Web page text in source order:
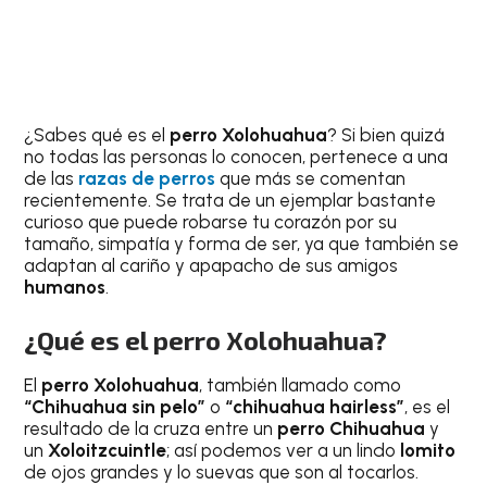
¿Sabes qué es el perro Xolohuahua? Si bien quizá
no todas las personas lo conocen, pertenece a una
de las razas de perros que más se comentan
recientemente. Se trata de un ejemplar bastante
curioso que puede robarse tu corazón por su
tamaño, simpatía y forma de ser, ya que también se
adaptan al cariño y apapacho de sus amigos
humanos.
¿Qué es el perro Xolohuahua?
El perro Xolohuahua, también llamado como
“Chihuahua sin pelo” o “chihuahua hairless”, es el
resultado de la cruza entre un perro Chihuahua y
unXoloitzcuintle; así podemos ver a un lindo lomito
de ojos grandes y lo suevas que son al tocarlos.